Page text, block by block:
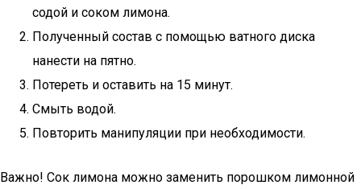
содой и соком лимона.
Полученный состав с помощью ватного диска
нанести на пятно.
Потереть и оставить на 15 минут.
Смыть водой.
Повторить манипуляции при необходимости.
Важно! Сок лимона можно заменить порошком лимонной